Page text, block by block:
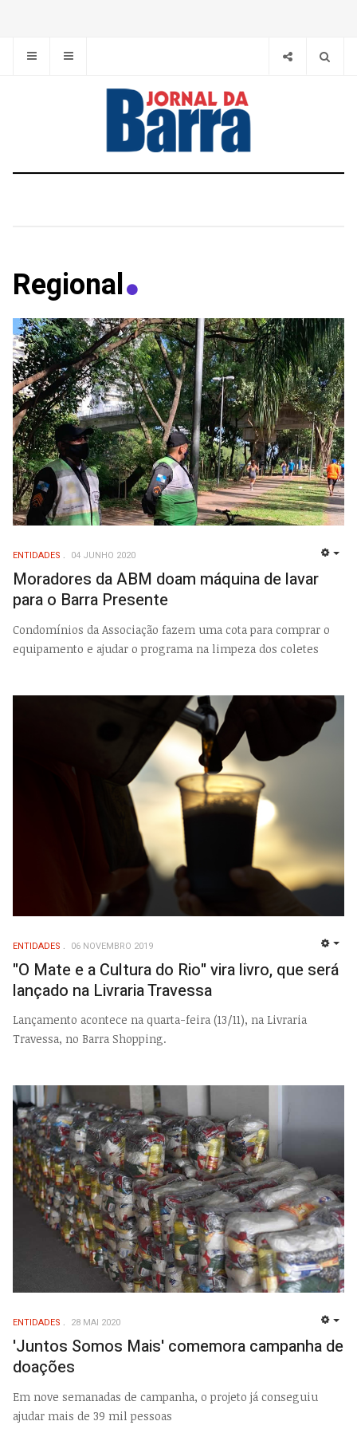
Regional
ENTIDADES 04 JUNHO 2020
Moradores da ABM doam máquina de lavar
para o Barra Presente
Condomínios da Associação fazem uma cota para comprar o
equipamento e ajudar o programa na limpeza dos coletes
ENTIDADES 06 NOVEMBRO 2019
"O Mate e a Cultura do Rio" vira livro, que será
lançado na Livraria Travessa
Lançamento acontece na quarta-feira (13/11), na Livraria
Travessa, no Barra Shopping.
ENTIDADES 28 MAI 2020
'Juntos Somos Mais' comemora campanha de
doações
Em nove semanadas de campanha, o projeto já conseguiu
ajudar mais de 39 mil pessoas